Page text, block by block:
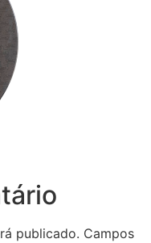
publicado. Campos